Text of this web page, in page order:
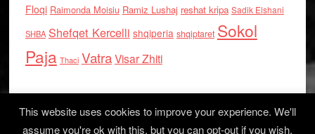
Floqi Raimonda Moisiu Ramiz Lushaj reshat kripa Sadik Elshani
SHBA Shefqet Kercelli shqiperia shqiptaret Sokol
Paja Thaci VatraVisar Zhiti
This website uses cookies to improve your experience. We'll
assume you're ok with this, but you can opt-out if you wish.